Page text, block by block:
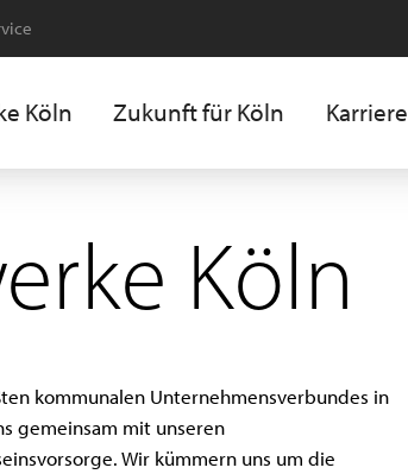
Köln Zukunft für Köln Karriere
Köln
kommunalen Unternehmens­verbundes in
gemeinsam mit unseren
Wir kümmern uns um die